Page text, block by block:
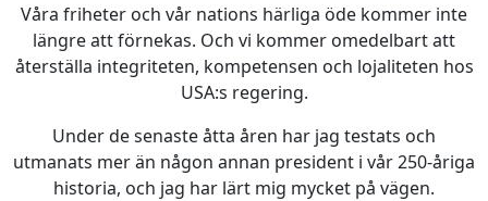
Våra friheter och vår nations härliga öde kommer inte
längre att förnekas. Och vi kommer omedelbart att
återställa integriteten, kompetensen och lojaliteten hos
USA:s regering.
Under de senaste åtta åren har jag testats och
utmanats mer än någon annan president i vår 250-åriga
historia, och jag har lärt mig mycket på vägen.